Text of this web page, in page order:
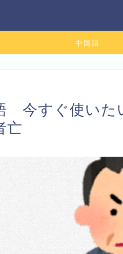
中国語
今すぐ使いた
亡